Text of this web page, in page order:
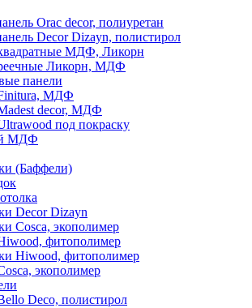
Orac decor, полиуретан
Decor Dizayn, полистирол
МДФ, Ликорн
Ликорн, МДФ
панели
МДФ
decor, МДФ
под покраску
МДФ
(Баффели)
Decor Dizayn
Cosca, экополимер
фитополимер
Hiwood, фитополимер
экополимер
Deco, полистирол